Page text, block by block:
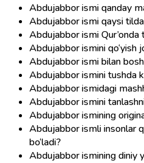
Abdujabbor ismi qanday
Abdujabbor ismi qaysi
Abdujabbor ismi Qur’onda
Abdujabbor ismini qo‘yish
Abdujabbor ismi bilan
Abdujabbor ismini tushda
Abdujabbor ismidagi
Abdujabbor ismini
Abdujabbor ismining
Abdujabbor ismli insonlar
bo‘ladi?
Abdujabbor ismining diniy